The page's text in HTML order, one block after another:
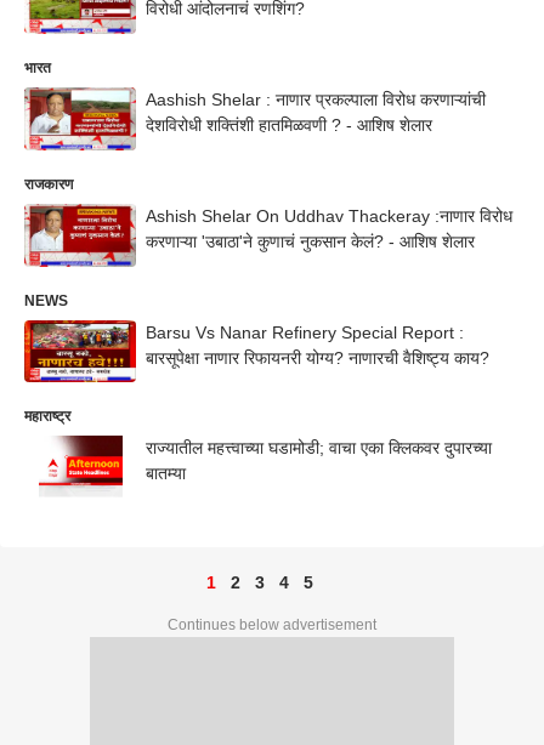
विरोधी आंदोलनाचं रणशिंग?
भारत
Aashish Shelar : नाणार प्रकल्पाला विरोध करणाऱ्यांची
देशविरोधी शक्तिंशी हातमिळवणी ? - आशिष शेलार
राजकारण
Ashish Shelar On Uddhav Thackeray :नाणार विरोध
करणाऱ्या 'उबाठा'ने कुणाचं नुकसान केलं? - आशिष शेलार
NEWS
Barsu Vs Nanar Refinery Special Report :
बारसूपेक्षा नाणार रिफायनरी योग्य? नाणारची वैशिष्ट्य काय?
महाराष्ट्र
राज्यातील महत्त्वाच्या घडामोडी; वाचा एका क्लिकवर दुपारच्या
बातम्या
1 2 3 4 5
Continues below advertisement